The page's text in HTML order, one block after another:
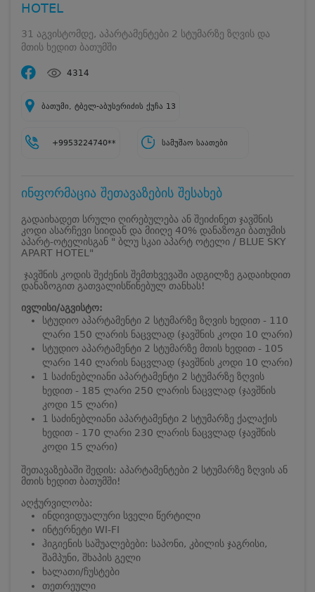
HOTEL
31 აგვისტომდე, აპარტამენტები 2 სტუმარზე ზღვის და
მთის ხედით ბათუმში
4314
ბათუმი, ტბელ-აბუსერიძის ქუჩა 13
+9953224740** სამუშაო საათები
ინფორმაცია შეთავაზების შესახებ
გადაიხადეთ სრული ღირებულება ან შეიძინეთ ჯავშნის
კოდი ასარჩევი სიიდან და მიიღე 40% დანაზოგი ბათუმის
აპარტ-ოტელისგან " ბლუ სკაი აპარტ ოტელი / BLUE SKY
APART HOTEL"
ჯავშნის კოდის შეძენის შემთხვევაში ადგილზე გადაიხდით
დანაზოგით გათვალისწინებულ თანხას!
ივლისი/აგვისტო:
სტუდიო აპარტამენტი 2 სტუმარზე ზღვის ხედით - 110
ლარი 150 ლარის ნაცვლად (ჯავშნის კოდი 10 ლარი)
სტუდიო აპარტამენტი 2 სტუმარზე მთის ხედით - 105
ლარი 140 ლარის ნაცვლად (ჯავშნის კოდი 10 ლარი)
1 საძინებლიანი აპარტამენტი 2 სტუმარზე ზღვის
ხედით - 185 ლარი 250 ლარის ნაცვლად (ჯავშნის
კოდი 15 ლარი)
1 საძინებლიანი აპარტამენტი 2 სტუმარზე ქალაქის
ხედით - 170 ლარი 230 ლარის ნაცვლად (ჯავშნის
კოდი 15 ლარი)
შეთავაზებაში შედის: აპარტამენტები 2 სტუმარზე ზღვის ან
მთის ხედით ბათუმში!
აღჭურვილობა:
ინდივიდუალური სველი წერტილი
ინტერნეტი WI-FI
ჰიგიენის საშუალებები: საპონი, კბილის ჯაგრისი,
შამპუნი, შხაპის გელი
ხალათი/ჩუსტები
თეთრეული